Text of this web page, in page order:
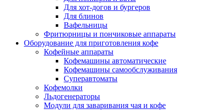
Для хот-догов и бургеров
Для блинов
Вафельницы
Фритюрницы и пончиковые аппараты
Оборудование для приготовления кофе
Кофейные аппараты
Кофемашины автоматические
Кофемашины самообслуживания
Суперавтоматы
Кофемолки
Льдогенераторы
Модули для заваривания чая и кофе